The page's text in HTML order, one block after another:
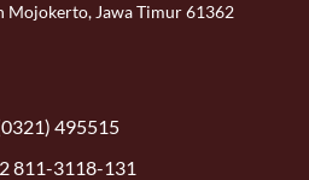
Mojokerto, Jawa Timur 61362
495515
811-3118-131